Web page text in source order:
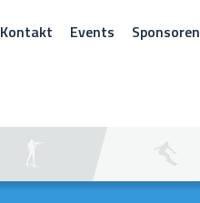
Kontakt Events Sponsoren